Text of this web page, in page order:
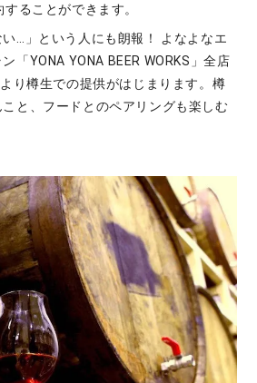
ることができます。
い…」という人にも朗報！ よなよなエ
「YONA YONA BEER WORKS」全店
り樽生での提供がはじまります。樽
と、フードとのペアリングも楽しむ